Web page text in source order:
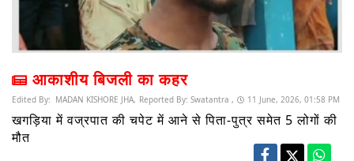
आकाशीय बिजली का कहर
Edited By: MADAN KISHORE JHA, Reported By: Swatantra , 11 June, 2026, 01:58 PM
खगड़िया में वज्रपात की चपेट में आने से पिता-पुत्र समेत 5 लोगों की
मौत